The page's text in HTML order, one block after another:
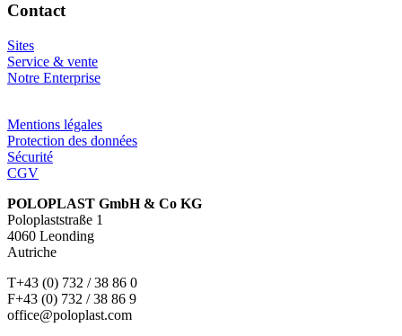
Contact
Sites
Service & vente
Notre Enterprise
Mentions légales
Protection des données
Sécurité
CGV
POLOPLAST GmbH & Co KG
Poloplaststraße 1
4060 Leonding
Autriche
T+43 (0) 732 / 38 86 0
F+43 (0) 732 / 38 86 9
office@poloplast.com